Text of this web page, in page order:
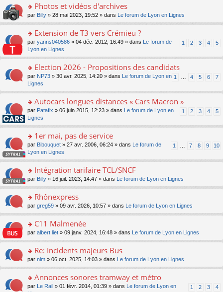
c
epl
u
s
ré
c
e
o
n
lu
pl
u
s
ré
c
e
nt
a
g
e
n
o
n
pl
u
s
ré
c
nt
ult
er
le
m
e
s
g
e
n
o
n
le
s
ré
e
o
n
ult
er
le
m
e
s
s
e
n
o
n
lu
pl
ré
c
e
Photos et vidéos d'archives
par Billy » 28 mai 2023, 19:52 » dans Le forum de Lyon en Lignes
o
s
er
le
m
e
s
s
a
n
o
n
lu
le
u
ré
c
e
Extension de T3 vers Crémieu ?
1 2 3 4 5
par yanns040586 » 04 déc. 2012, 16:49 » dans
Le forum de
Lyon en Lignes
o
s
er
le
m
e
s
s
a
n
o
n
lu
pl
s
ré
c
nt
Election 2026 - Propositions des candidats
1 4 5 6 7
par NP73 » 30 avr. 2025, 14:20 » dans
Le forum de Lyon en
Lignes
o
s
er
le
m
e
s
s
e
n
o
n
le
u
s
ré
e
nt
Autocars longues distances « Cars Macron »
1 2 3 4 5
par Patafix » 06 juin 2015, 12:23 » dans
Le forum de Lyon en
Lignes
o
s
er
le
m
e
s
g
e
n
o
lu
pl
u
1er mai, pas de service
1 7 8 9 10
par Bibouquet » 27 avr. 2006, 06:24 » dans
Le forum de
Lyon en Lignes
o
n
ult
er
le
m
e
a
g
e
n
n
Intégration tarifaire TCL/SNCF
par Billy » 16 juil. 2023, 14:47 » dans Le forum de Lyon en Lignes
o
n
ult
er
le
m
e
a
g
Rhônexpress
par greg59 » 09 avr. 2026, 10:57 » dans Le forum de Lyon en Lignes
o
n
ult
er
le
m
e
C11 Malmenée
par albert liet » 09 janv. 2024, 16:48 » dans Le forum de Lyon en Lignes
o
n
ult
er
Re: Incidents majeurs Bus
par nim » 06 oct. 2025, 14:03 » dans Le forum de Lyon en Lignes
o
Annonces sonores tramway et métro
1 2 3 4
par Le Rail » 01 févr. 2014, 01:39 » dans
Le forum de Lyon en